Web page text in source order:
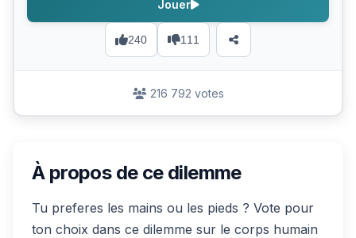
240 111
Jouer
216 792 votes
À propos de ce dilemme
Tu preferes les mains ou les pieds ? Vote pour
ton choix dans ce dilemme sur le corps humain